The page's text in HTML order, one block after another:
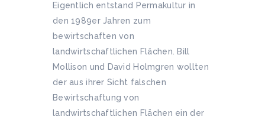
Eigentlich entstand Permakultur in
den 1989er Jahren zum
bewirtschaften von
landwirtschaftlichen Flächen. Bill
Mollison und David Holmgren wollten
der aus ihrer Sicht falschen
Bewirtschaftung von
landwirtschaftlichen Flächen ein der